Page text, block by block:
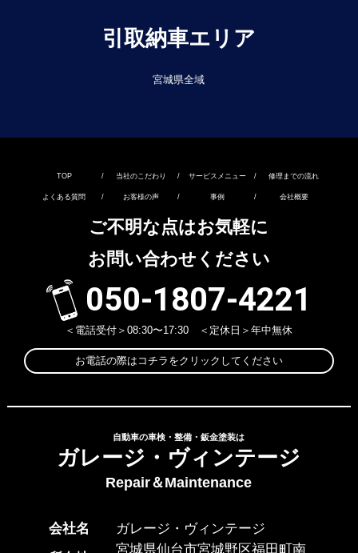
引取納車エリア
宮城県全域
TOP / 当社のこだわり / サービスメニュー / 修理までの流れ
よくある質問 / お客様の声 / 事例 / 会社概要
ご不明な点はお気軽に
お問い合わせください
050-1807-4221
＜電話受付＞08:30〜17:30 ＜定休日＞年中無休
お電話の際はコチラをクリックしてください
自動車の車検・整備・鈑金塗装は
ガレージ・ヴィンテージ
Repair＆Maintenance
会社名
ガレージ・ヴィンテージ
宮城県仙台市宮城野区福田町南